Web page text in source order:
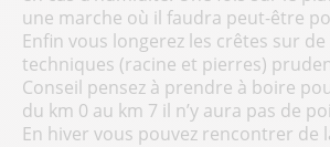
une marche où il faudra peut-être
Enfin vous longerez les crêtes sur
techniques (racine et pierres)
Conseil pensez à prendre à boire
du km 0 au km 7 il n’y aura pas de
En hiver vous pouvez rencontrer de